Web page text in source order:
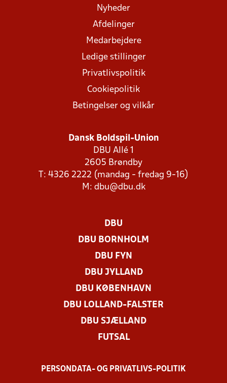
Nyheder
Afdelinger
Medarbejdere
Ledige stillinger
Privatlivspolitik
Cookiepolitik
Betingelser og vilkår
Dansk Boldspil-Union
DBU Allé 1
2605 Brøndby
T: 4326 2222 (mandag - fredag 9-16)
M: dbu@dbu.dk
DBU
DBU BORNHOLM
DBU FYN
DBU JYLLAND
DBU KØBENHAVN
DBU LOLLAND-FALSTER
DBU SJÆLLAND
FUTSAL
PERSONDATA- OG PRIVATLIVS-POLITIK